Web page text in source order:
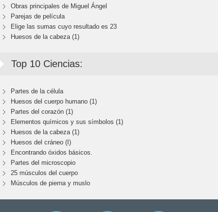
Obras principales de Miguel Ángel
Parejas de película
Elige las sumas cuyo resultado es 23
Huesos de la cabeza (1)
Top 10 Ciencias:
Partes de la célula
Huesos del cuerpo humano (1)
Partes del corazón (1)
Elementos químicos y sus símbolos (1)
Huesos de la cabeza (1)
Huesos del cráneo (I)
Encontrando óxidos básicos.
Partes del microscopio
25 músculos del cuerpo
Músculos de pierna y muslo